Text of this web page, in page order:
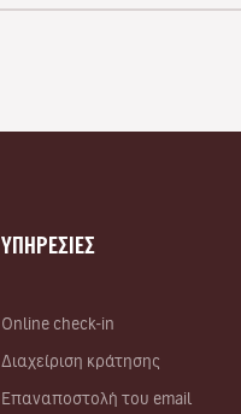
ΥΠΗΡΕΣΙΕΣ
Online check-in
Διαχείριση κράτησης
Επαναποστολή του email